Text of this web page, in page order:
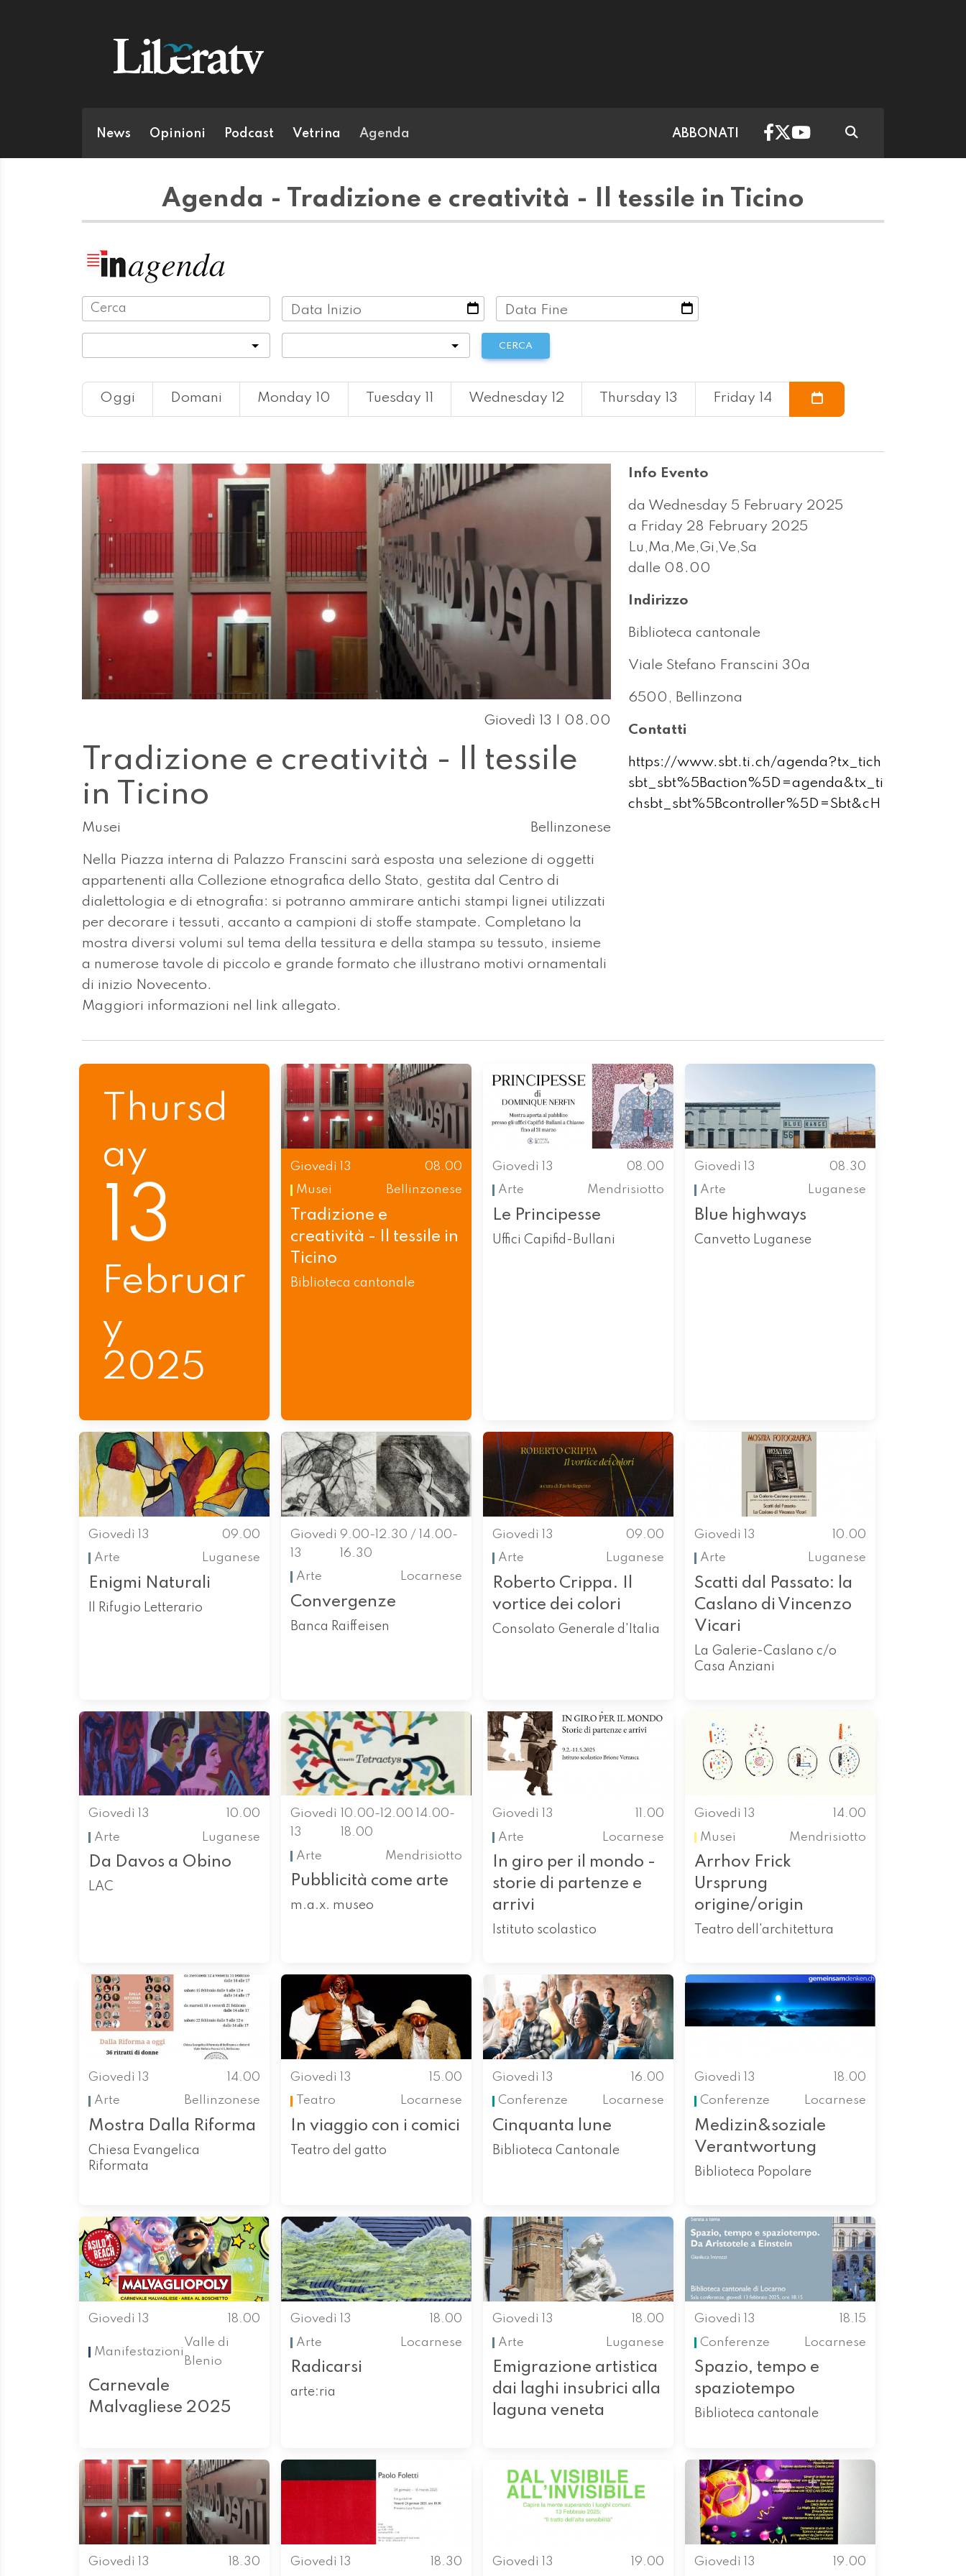
News Opinioni Podcast Vetrina Agenda ABBONATI
Agenda - Tradizione e creatività - Il tessile in Ticino
Data Inizio Data Fine
CERCA
Oggi Domani Monday 10 Tuesday 11 Wednesday 12 Thursday 13 Friday 14
Giovedì 13 | 08.00
Tradizione e creatività - Il tessile
in Ticino
Musei Bellinzonese
Nella Piazza interna di Palazzo Franscini sarà esposta una selezione di oggetti
appartenenti alla Collezione etnografica dello Stato, gestita dal Centro di
dialettologia e di etnografia: si potranno ammirare antichi stampi lignei utilizzati
per decorare i tessuti, accanto a campioni di stoffe stampate. Completano la
mostra diversi volumi sul tema della tessitura e della stampa su tessuto, insieme
a numerose tavole di piccolo e grande formato che illustrano motivi ornamentali
di inizio Novecento.
Maggiori informazioni nel link allegato.
Info Evento
da Wednesday 5 February 2025
a Friday 28 February 2025
Lu,Ma,Me,Gi,Ve,Sa
dalle 08.00
Indirizzo
Biblioteca cantonale
Viale Stefano Franscini 30a
6500, Bellinzona
Contatti
https://www.sbt.ti.ch/agenda?tx_tich
sbt_sbt%5Baction%5D=agenda&tx_ti
chsbt_sbt%5Bcontroller%5D=Sbt&cH
Thursd
ay
13
Februar
y
2025
Giovedì 13
08.00
Musei
Bellinzonese
Tradizione e
creatività - Il tessile in
Ticino
Biblioteca cantonale
Giovedì 13
08.00
Arte
Mendrisiotto
Le Principesse
Uffici Capifid-Bullani
Giovedì 13
08.30
Arte
Luganese
Blue highways
Canvetto Luganese
Giovedì 13
09.00
Arte
Luganese
Enigmi Naturali
Il Rifugio Letterario
Giovedì
13
9.00-12.30 / 14.00-
16.30
Arte
Locarnese
Convergenze
Banca Raiffeisen
Giovedì 13
09.00
Arte
Luganese
Roberto Crippa. Il
vortice dei colori
Consolato Generale d'Italia
Giovedì 13
10.00
Arte
Luganese
Scatti dal Passato: la
Caslano di Vincenzo
Vicari
La Galerie-Caslano c/o
Casa Anziani
Giovedì 13
10.00
Arte
Luganese
Da Davos a Obino
LAC
Giovedì
13
10.00-12.00 14.00-
18.00
Arte
Mendrisiotto
Pubblicità come arte
m.a.x. museo
Giovedì 13
11.00
Arte
Locarnese
In giro per il mondo -
storie di partenze e
arrivi
Istituto scolastico
Giovedì 13
14.00
Musei
Mendrisiotto
Arrhov Frick
Ursprung
origine/origin
Teatro dell'architettura
Giovedì 13
14.00
Arte
Bellinzonese
Mostra Dalla Riforma
Chiesa Evangelica
Riformata
Giovedì 13
15.00
Teatro
Locarnese
In viaggio con i comici
Teatro del gatto
Giovedì 13
16.00
Conferenze
Locarnese
Cinquanta lune
Biblioteca Cantonale
Giovedì 13
18.00
Conferenze
Locarnese
Medizin&soziale
Verantwortung
Biblioteca Popolare
Giovedì 13 18.00
Manifestazioni
Valle di
Blenio
Carnevale
Malvagliese 2025
Giovedì 13
18.00
Arte
Locarnese
Radicarsi
arte:ria
Giovedì 13
18.00
Arte
Luganese
Emigrazione artistica
dai laghi insubrici alla
laguna veneta
Giovedì 13
18.15
Conferenze
Locarnese
Spazio, tempo e
spaziotempo
Biblioteca cantonale
Giovedì 13 18.30 Giovedì 13 18.30 Giovedì 13 19.00 Giovedì 13 19.00